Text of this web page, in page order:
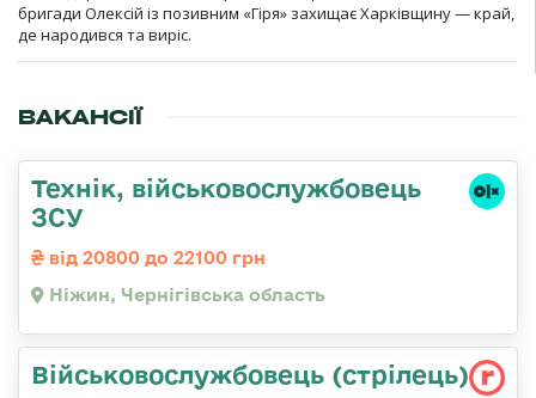
бригади Олексій із позивним «Гіря» захищає Харківщину — край,
де народився та виріс.
ВАКАНСІЇ
Технік, військовослужбовець
ЗСУ
від 20800 до 22100 грн
Ніжин, Чернігівська область
Військовослужбовець (стрілець)